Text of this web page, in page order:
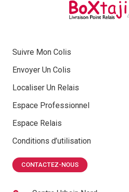
Suivre Mon Colis
Envoyer Un Colis
Localiser Un Relais
Espace Professionnel
Espace Relais
Conditions d’utilisation
CONTACTEZ-NOUS